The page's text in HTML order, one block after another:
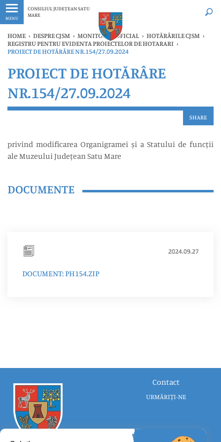
MENU
CONSILIUL JUDEȚEAN SATU
MARE
Ultimele
HOME › DESPRE CJSM › MONITORUL OFICIAL › HOTĂRÂRILE CJSM ›
REGISTRU PENTRU EVIDENTA PROIECTELOR DE HOTARARI ›
PROIECT DE HOTĂRÂRE NR.154/27.09.2024
PROIECT DE HOTĂRÂRE
NR.154/27.09.2024
SHARE
privind modificarea Organigramei și a Statului de funcții
ale Muzeului Județean Satu Mare
DOCUMENTE
2024.09.27
DOCUMENT: PH154.ZIP
Contact
URMĂRIȚI-NE